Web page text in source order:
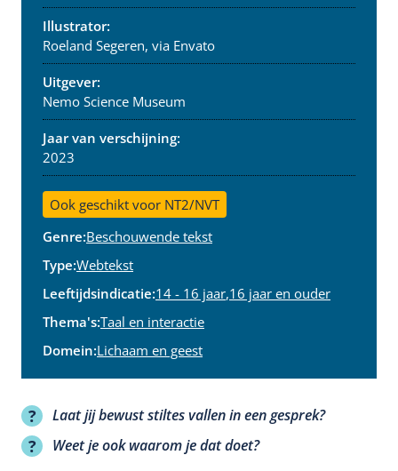
Illustrator:
Roeland Segeren, via Envato
Uitgever:
Nemo Science Museum
Jaar van verschijning:
2023
Ook geschikt voor NT2/NVT
Genre:Beschouwende tekst
Type:Webtekst
Leeftijdsindicatie:14 - 16 jaar,16 jaar en ouder
Thema's:Taal en interactie
Domein:Lichaam en geest
Laat jij bewust stiltes vallen in een gesprek?
Weet je ook waarom je dat doet?